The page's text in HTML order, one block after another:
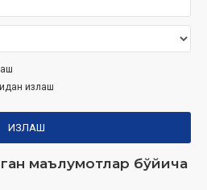
излаш
ИЗЛАШ
маълумотлар бўйича